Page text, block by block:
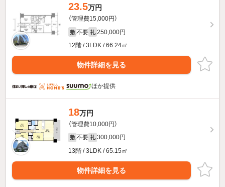
23.5万円
（管理費15,000円）
敷 不要 礼 250,000円
12階 / 3LDK / 66.24㎡
物件詳細を見る
ほか提供
18万円
（管理費10,000円）
敷 不要 礼 300,000円
13階 / 3LDK / 65.15㎡
物件詳細を見る